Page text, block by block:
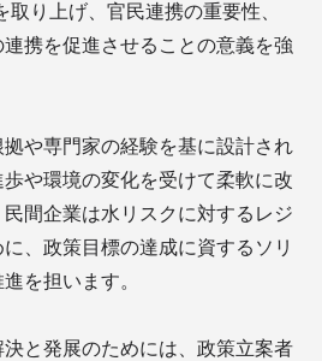
り上げ、官民連携の重要性、
携を促進させることの意義を強
や専門家の経験を基に設計され
や環境の変化を受けて柔軟に改
間企業は水リスクに対するレジ
、政策目標の達成に資するソリ
を担います。
と発展のためには、政策立案者